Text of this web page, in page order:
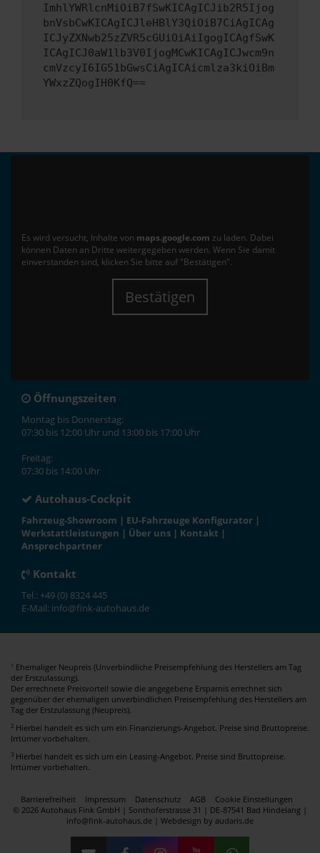
ImhlYWRlcnMiOiB7fSwKICAgICJib2R5Ijog
bnVsbCwKICAgICJleHBlY3QiOiB7CiAgICAg
ICJyZXNwb25zZVR5cGUiOiAiIgogICAgfSwK
ICAgICJ0aW1lb3V0IjogMCwKICAgICJwcm9n
cmVzcyI6IG51bGwsCiAgICAicmlza3kiOiBm
YWxzZQogIH0KfQ==
Es wird versucht, Inhalte von maps.google.com zu laden. Dabei
können Daten an Dritte weitergegeben werden. Wenn Sie damit
einverstanden sind, klicken Sie bitte auf "Bestätigen".
Bestätigen
Öffnungszeiten
Montag bis Donnerstag:
07:30 bis 12:00 Uhr und 13:00 bis 17:00 Uhr
Freitag:
07:30 bis 14:00 Uhr
Autohaus-Cockpit
Fahrzeug-Showroom | EU-Fahrzeuge Konfigurator |
Werkstattleistungen | Über uns | Kontakt |
Ansprechpartner
Kontakt
Tel.: +49 (0) 8324 445
E-Mail: info@fink-autohaus.de
1 Ehemaliger Neupreis (Unverbindliche Preisempfehlung des Herstellers am Tag
der Erstzulassung).
Der errechnete Preisvorteil sowie die angegebene Ersparnis errechnet sich
gegenüber der ehemaligen unverbindlichen Preisempfehlung des Herstellers am
Tag der Erstzulassung (Neupreis).
2 Hierbei handelt es sich um ein Finanzierungs-Angebot. Preise sind Bruttopreise.
Irrtümer vorbehalten.
3 Hierbei handelt es sich um ein Leasing-Angebot. Preise sind Bruttopreise.
Irrtümer vorbehalten.
Barrierefreiheit Impressum Datenschutz AGB
Cookie Einstellungen
© 2026 Autohaus Fink GmbH | Sonthoferstrasse 31 | DE-87541 Bad Hindelang |
info@fink-autohaus.de | Webdesign by audaris.de